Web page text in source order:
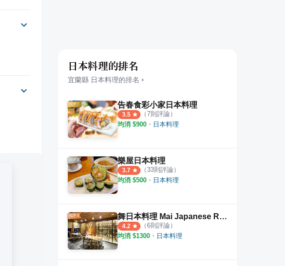
日本料理的排名
宜蘭縣 日本料理的排名 ›
告春食彩小家日本料理
3.5 （7則評論）
均消 $900 ・ 日本料理
樂屋日本料理
3.7 （33則評論）
均消 $500 ・ 日本料理
舞日本料理 Mai Japanese Restaurant
4.2 （6則評論）
均消 $1300 ・ 日本料理